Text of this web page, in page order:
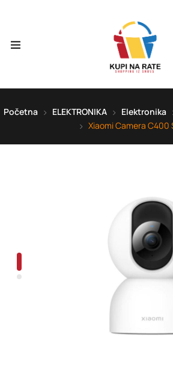
Početna ELEKTRONIKA Elektronika
Xiaomi Camera C400